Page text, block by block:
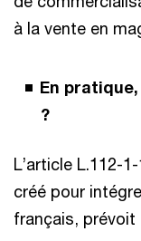
à la vente en
En
?
L’article L.112-
créé pour
français, prévoit